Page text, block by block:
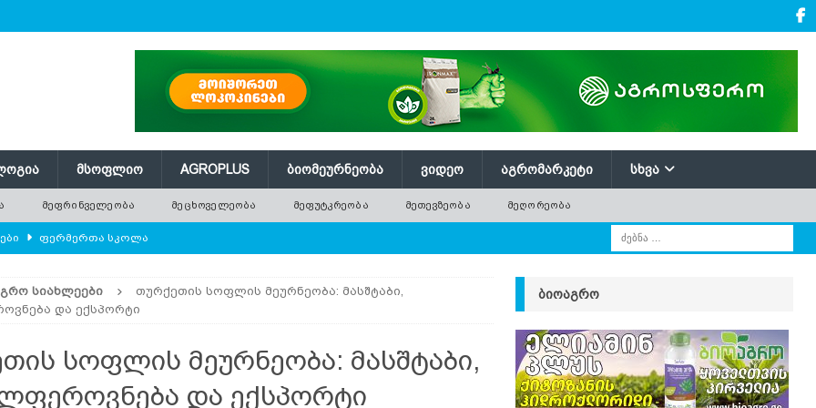
ᲛᲡᲝᲤᲚᲘᲝ AGROPLUS ᲑᲘᲝᲛᲔᲣᲠᲜᲔᲝᲑᲐ ᲕᲘᲓᲔᲝ ᲐᲒᲠᲝᲛᲐᲠᲙᲔᲢᲘ ᲡᲮᲕᲐ
ᲛᲔᲤᲠᲘᲜᲕᲔᲚᲔᲝᲑᲐ ᲛᲔᲪᲮᲝᲕᲔᲚᲔᲝᲑᲐ ᲛᲔᲤᲣᲢᲙᲠᲔᲝᲑᲐ ᲛᲔᲗᲔᲕᲖᲔᲝᲑᲐ ᲛᲔᲦᲝᲠᲔᲝᲑᲐ
ᲤᲔᲠᲛᲔᲠᲗᲐ ᲡᲙᲝᲚᲐ
გამხმარ ხეებს? AGROPLUS
და პროდუქტიულობა
შემცირებას პროგნოზირებენ ᲐᲒᲠᲝ ᲡᲘᲐᲮᲚᲔᲔᲑᲘ
ᲡᲘᲐᲮᲚᲔᲔᲑᲘ
თურქეთის სოფლის მეურნეობა: მასშტაბი,
და ექსპორტი
სოფლის მეურნეობა: მასშტაბი,
და ექსპორტი
ᲑᲘᲝᲐᲒᲠᲝ